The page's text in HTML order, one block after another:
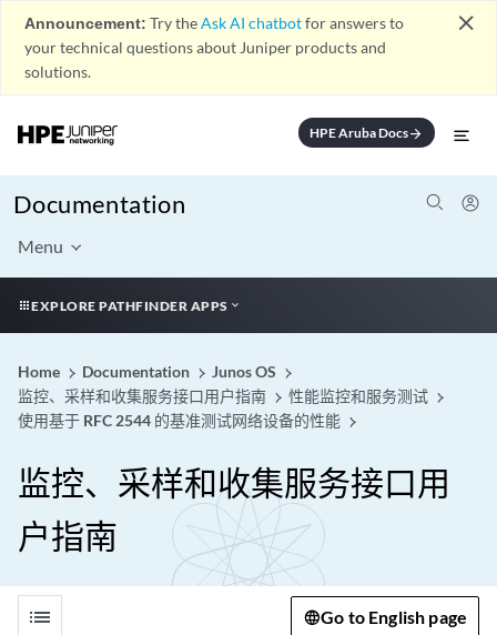
Announcement: Try theAsk AI chatbotfor answers to
your technical questions about Juniper products and
solutions.
close
HPE Aruba Docsarrow_forward
Documentation
Menu
EXPLORE PATHFINDER APPS
Home Documentation
Junos OS
监控、采样和收集服务接口用户指南
性能监控和服务测试
使用基于 RFC 2544 的基准测试网络设备的性能
监控、采样和收集服务接口用
户指南
list Go to English page